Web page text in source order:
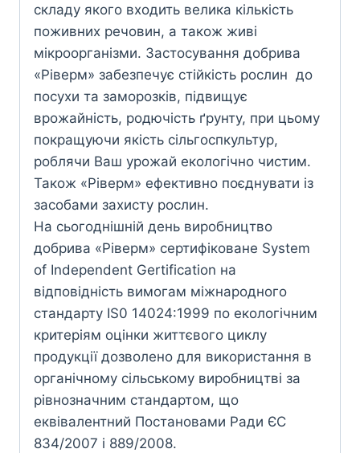
складу якого входить велика кількість
поживних речовин, а також живі
мікроорганізми. Застосування добрива
«Ріверм» забезпечує стійкість рослин до
пocyxи та заморозків, підвищує
врожайність, родючість ґрунту, при цьому
покращуючи якість сільгоспкультур,
роблячи Ваш урожай екологічно чистим.
Також «Ріверм» ефективно поєднувати із
засобами захисту рослин.
На сьогоднішній день виробництво
добрива «Ріверм» сертифіковане System
of Independent Gertification на
відповідність вимогам міжнародного
стандарту IS0 14024:1999 по екологічним
критеріям оцінки життєвого циклу
продукції дозволено для використання в
органічному сільському виробництві за
рівнозначним стандартом, що
еквівалентний Постановами Ради ЄC
834/2007 i 889/2008.